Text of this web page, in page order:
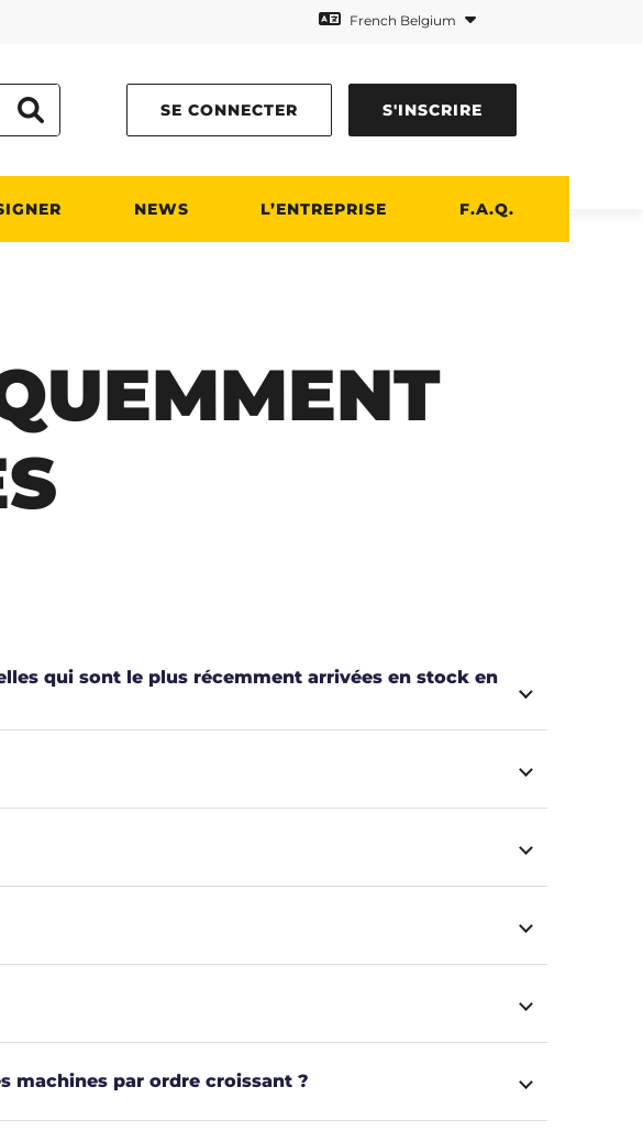
French Belgium
SE CONNECTER S'INSCRIRE
NEWS L’ENTREPRISE F.A.Q.
qui sont le plus récemment arrivées en stock en
machines par ordre croissant ?